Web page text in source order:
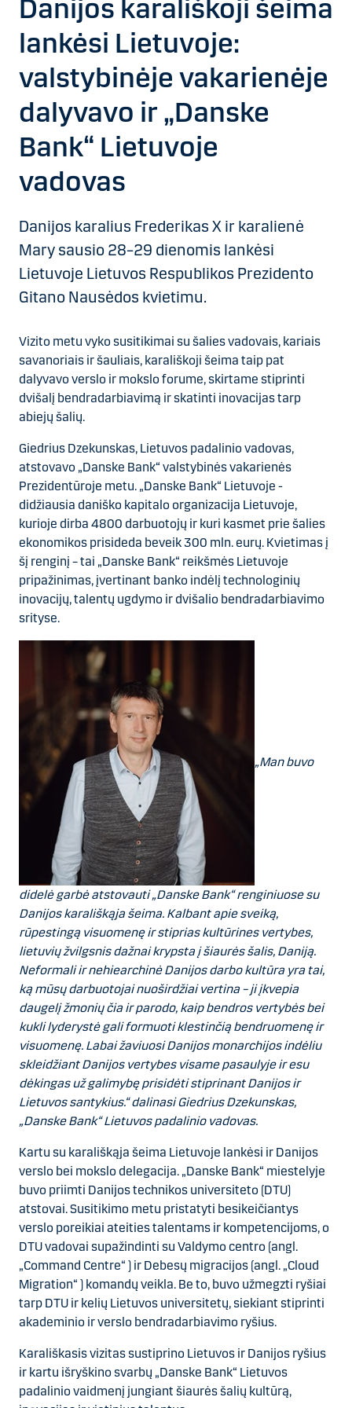
Danijos karališkoji šeima
lankėsi Lietuvoje:
valstybinėje vakarienėje
dalyvavo ir „Danske
Bank“ Lietuvoje
vadovas
Danijos karalius Frederikas X ir karalienė
Mary sausio 28–29 dienomis lankėsi
Lietuvoje Lietuvos Respublikos Prezidento
Gitano Nausėdos kvietimu.
Vizito metu vyko susitikimai su šalies vadovais, kariais
savanoriais ir šauliais, karališkoji šeima taip pat
dalyvavo verslo ir mokslo forume, skirtame stiprinti
dvišalį bendradarbiavimą ir skatinti inovacijas tarp
abiejų šalių.
Giedrius Dzekunskas, Lietuvos padalinio vadovas,
atstovavo „Danske Bank“ valstybinės vakarienės
Prezidentūroje metu. „Danske Bank“ Lietuvoje -
didžiausia daniško kapitalo organizacija Lietuvoje,
kurioje dirba 4800 darbuotojų ir kuri kasmet prie šalies
ekonomikos prisideda beveik 300 mln. eurų. Kvietimas į
šį renginį – tai „Danske Bank“ reikšmės Lietuvoje
pripažinimas, įvertinant banko indėlį technologinių
inovacijų, talentų ugdymo ir dvišalio bendradarbiavimo
srityse.
„Man buvo
didelė garbė atstovauti „Danske Bank“ renginiuose su
Danijos karališkąja šeima. Kalbant apie sveiką,
rūpestingą visuomenę ir stiprias kultūrines vertybes,
lietuvių žvilgsnis dažnai krypsta į šiaurės šalis, Daniją.
Neformali ir nehiearchinė Danijos darbo kultūra yra tai,
ką mūsų darbuotojai nuoširdžiai vertina – ji įkvepia
daugelį žmonių čia ir parodo, kaip bendros vertybės bei
kukli lyderystė gali formuoti klestinčią bendruomenę ir
visuomenę. Labai žaviuosi Danijos monarchijos indėliu
skleidžiant Danijos vertybes visame pasaulyje ir esu
dėkingas už galimybę prisidėti stiprinant Danijos ir
Lietuvos santykius.“ dalinasi Giedrius Dzekunskas,
„Danske Bank“ Lietuvos padalinio vadovas.
Kartu su karališkąja šeima Lietuvoje lankėsi ir Danijos
verslo bei mokslo delegacija. „Danske Bank“ miestelyje
buvo priimti Danijos technikos universiteto (DTU)
atstovai. Susitikimo metu pristatyti besikeičiantys
verslo poreikiai ateities talentams ir kompetencijoms, o
DTU vadovai supažindinti su Valdymo centro (angl.
„Command Centre“ ) ir Debesų migracijos (angl. „Cloud
Migration“ ) komandų veikla. Be to, buvo užmegzti ryšiai
tarp DTU ir kelių Lietuvos universitetų, siekiant stiprinti
akademinio ir verslo bendradarbiavimo ryšius.
Karališkasis vizitas sustiprino Lietuvos ir Danijos ryšius
ir kartu išryškino svarbų „Danske Bank“ Lietuvos
padalinio vaidmenį jungiant šiaurės šalių kultūrą,